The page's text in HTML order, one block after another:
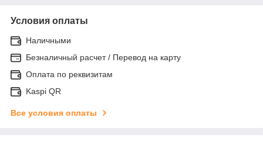
Условия оплаты
Наличными
Безналичный расчет / Перевод на карту
Оплата по реквизитам
Kaspi QR
Все условия оплаты